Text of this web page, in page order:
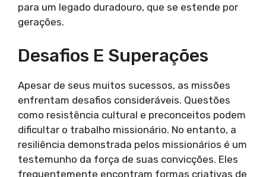
para um legado duradouro, que se estende por
gerações.
Desafios E Superações
Apesar de seus muitos sucessos, as missões
enfrentam desafios consideráveis. Questões
como resistência cultural e preconceitos podem
dificultar o trabalho missionário. No entanto, a
resiliência demonstrada pelos missionários é um
testemunho da força de suas convicções. Eles
frequentemente encontram formas criativas de